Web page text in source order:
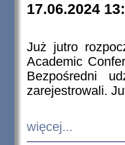
17.06.2024
Już jutro
Academic
Bezpośredni
zarejestrowali.
więcej...